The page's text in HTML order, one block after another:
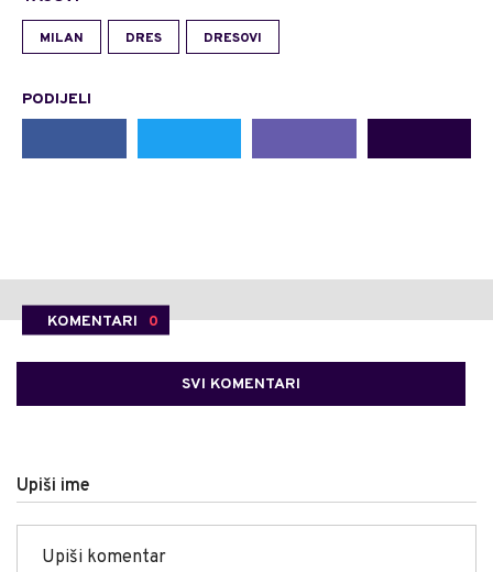
MILAN DRES DRESOVI
PODIJELI
KOMENTARI 0
SVI KOMENTARI
Upiši ime